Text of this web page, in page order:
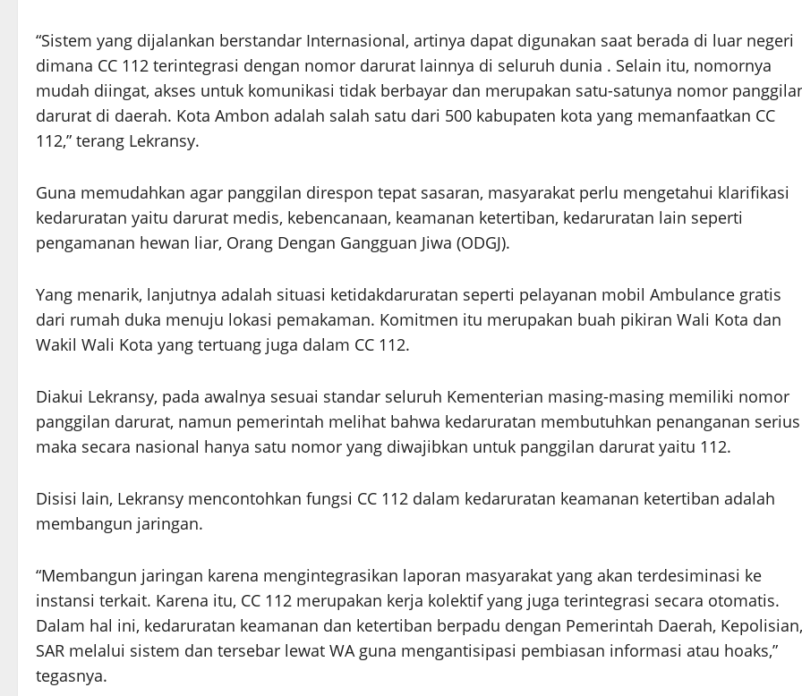
“Sistem yang dijalankan berstandar Internasional, artinya dapat digunakan saat berada di luar negeri
dimana CC 112 terintegrasi dengan nomor darurat lainnya di seluruh dunia . Selain itu, nomornya
mudah diingat, akses untuk komunikasi tidak berbayar dan merupakan satu-satunya nomor
darurat di daerah. Kota Ambon adalah salah satu dari 500 kabupaten kota yang memanfaatkan CC
112,” terang Lekransy.
Guna memudahkan agar panggilan direspon tepat sasaran, masyarakat perlu mengetahui klarifikasi
kedaruratan yaitu darurat medis, kebencanaan, keamanan ketertiban, kedaruratan lain seperti
pengamanan hewan liar, Orang Dengan Gangguan Jiwa (ODGJ).
Yang menarik, lanjutnya adalah situasi ketidakdaruratan seperti pelayanan mobil Ambulance gratis
dari rumah duka menuju lokasi pemakaman. Komitmen itu merupakan buah pikiran Wali Kota dan
Wakil Wali Kota yang tertuang juga dalam CC 112.
Diakui Lekransy, pada awalnya sesuai standar seluruh Kementerian masing-masing memiliki nomor
panggilan darurat, namun pemerintah melihat bahwa kedaruratan membutuhkan penanganan serius
maka secara nasional hanya satu nomor yang diwajibkan untuk panggilan darurat yaitu 112.
Disisi lain, Lekransy mencontohkan fungsi CC 112 dalam kedaruratan keamanan ketertiban adalah
membangun jaringan.
“Membangun jaringan karena mengintegrasikan laporan masyarakat yang akan terdesiminasi ke
instansi terkait. Karena itu, CC 112 merupakan kerja kolektif yang juga terintegrasi secara otomatis.
Dalam hal ini, kedaruratan keamanan dan ketertiban berpadu dengan Pemerintah Daerah, Kepolisian,
SAR melalui sistem dan tersebar lewat WA guna mengantisipasi pembiasan informasi atau hoaks,”
tegasnya.